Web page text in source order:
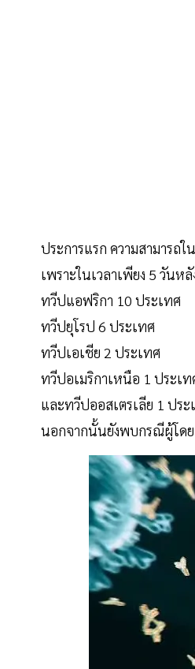
ประการแรก ความสามารถ
เพราะในเวลาเพียง 5 วัน
ทวีปแอฟริกา 10 ประเทศ
ทวีปยุโรป 6 ประเทศ
ทวีปเอเชีย 2 ประเทศ
ทวีปอเมริกาเหนือ 1 ประเท
และทวีปออสเตรเลีย 1 ประ
นอกจากนั้นยังพบกรณีผู้โดย